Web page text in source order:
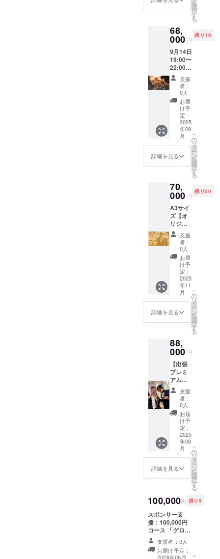
ザー彫
刻作品
しま
す。
（商品
の説
明） ・
数量：1
点 ・サ
イズ：
297×21
0 mm・
MDF3ｍ
を
選
択
す
る
68,
000 円
残り10
9月14日
19:00〜
22:00(
大阪
市・堺
筋本町
エリア)
大阪で
パリへ
の決起
会＆雅
龍生誕
祭 レー
ザー彫
刻原
画：A3
抽選1名
に 販売
価格20
万円：
原画プ
レゼン
ト ※当
日抽選
に当選
した方
は原画
をプレ
ゼント
プレミ
アムチ
ケッ
ト：
交通費
は別途
ご負担
下さい
※詳細は
メール
にてご
連絡さ
せて頂
きます
支援
者：
0人
お届
け予
定：
2025
年09
月
詳細を見る
こ
の
リ
タ
ー
ン
を
選
択
す
る
70,
000 円
残り50
A3サイ
ズ【オ
リジナ
ルデザ
イン
レー
ザー彫
刻 】 月
夜見(ツ
クヨミ)
をデザ
インし
た MDF
レー
ザー彫
刻作品
しま
す。
（商品
の説
明） ・
数量：1
点 ・サ
イズ：
420×29
7 mm・
MDF5.5
ｍｍ
支援
者：
0人
お届
け予
定：
2025
年11
月
詳細を見る
こ
の
リ
タ
ー
ン
を
選
択
す
る
88,
000 円
【出張
プレミ
アム訪
問プラ
ン】 雅
龍garo
があな
たの街
に会い
に行き
ます チ
ケット
88,000
円※交通
費込み
（本
『内
容』 ・
雅龍
garoが
あなた
直接訪
問
支援
者：
0人
お届
け予
定：
2025
年08
月
詳細を見る
こ
の
リ
タ
ー
ン
を
選
択
す
る
100,000円 残り5
スポンサー支
援：100,000円
コース 「グロー
バルアートスポ
ンサー枠 本プロ
ジェクトの海外
支援者：0人
お届け予定：
2026年06月